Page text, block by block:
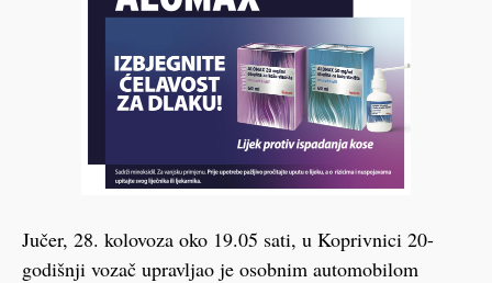
Jučer, 28. kolovoza oko 19.05 sati, u Koprivnici 20-
godišnji vozač upravljao je osobnim automobilom